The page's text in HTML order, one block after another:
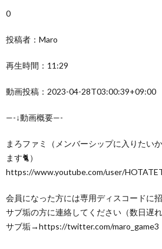
0
投稿者：Maro
再生時間：11:29
動画投稿：2023-04-28T03:00:39+09:00
—-↓動画概要—-
まろファミ（メンバーシップに入りたい
ます🐈）
https://www.youtube.com/user/
会員になった方には専用ディスコードに
サブ垢の方に連絡してください（数日遅
サブ垢→https://twitter.com/maro_game3